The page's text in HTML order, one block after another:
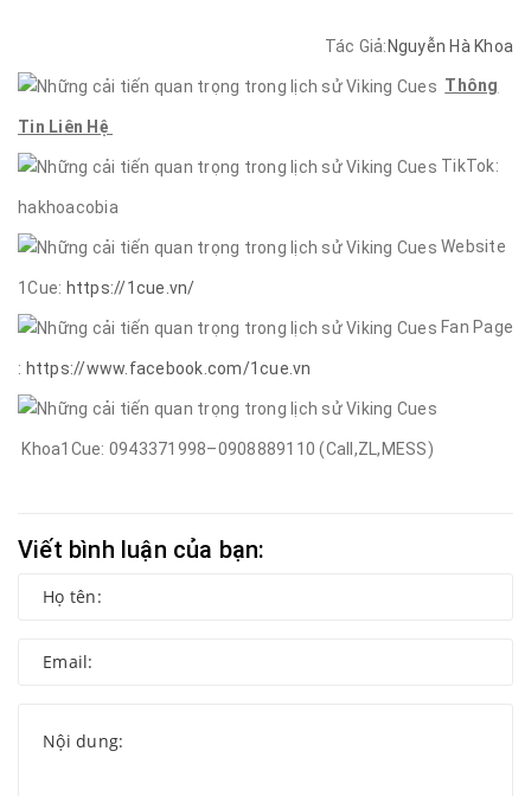
Tác Giả: Nguyễn Hà Khoa
Thông
Tin Liên Hệ
TikTok:
hakhoacobia
Website
1Cue: https://1cue.vn/
Fan Page
: https://www.facebook.com/1cue.vn
Khoa1Cue: 0943371998–0908889110 (Call,ZL,MESS)
Viết bình luận của bạn: